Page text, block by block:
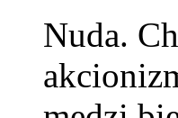
Nuda.